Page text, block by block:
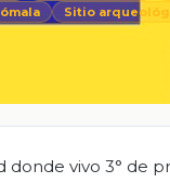
Sitio
vivo 3° de